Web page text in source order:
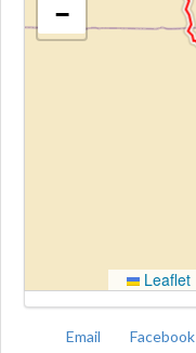
−
Leaflet
Email Facebook